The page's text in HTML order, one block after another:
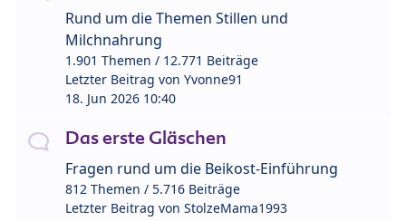
Rund um die Themen Stillen und
Milchnahrung
1.901 Themen / 12.771 Beiträge
Letzter Beitrag von Yvonne91
18. Jun 2026 10:40
Das erste Gläschen
Fragen rund um die Beikost-Einführung
812 Themen / 5.716 Beiträge
Letzter Beitrag von StolzeMama1993